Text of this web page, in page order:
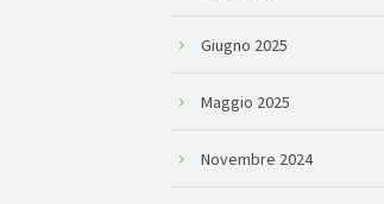
Giugno 2025
Maggio 2025
Novembre 2024